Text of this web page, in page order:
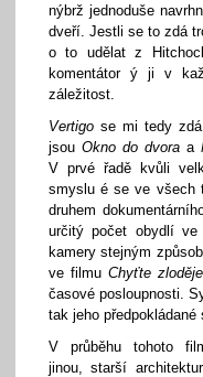
nýbrž jednoduše
dveří. Jestli se to zdá
o to udělat z
komentátor ý ji v
záležitost.
Vertigo se mi tedy
jsouOkno do dvora a
V prvé řadě kvůli
smyslu é se ve všech
druhem
určitý počet obydlí
kamery stejným
ve filmuChyťte zloděje
časové posloupnosti.
tak jeho předpokládané
V průběhu tohoto
jinou, starší